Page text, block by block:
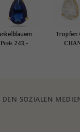
Karat Gold
243,-
Tropfen
Karat
SOZIALEN